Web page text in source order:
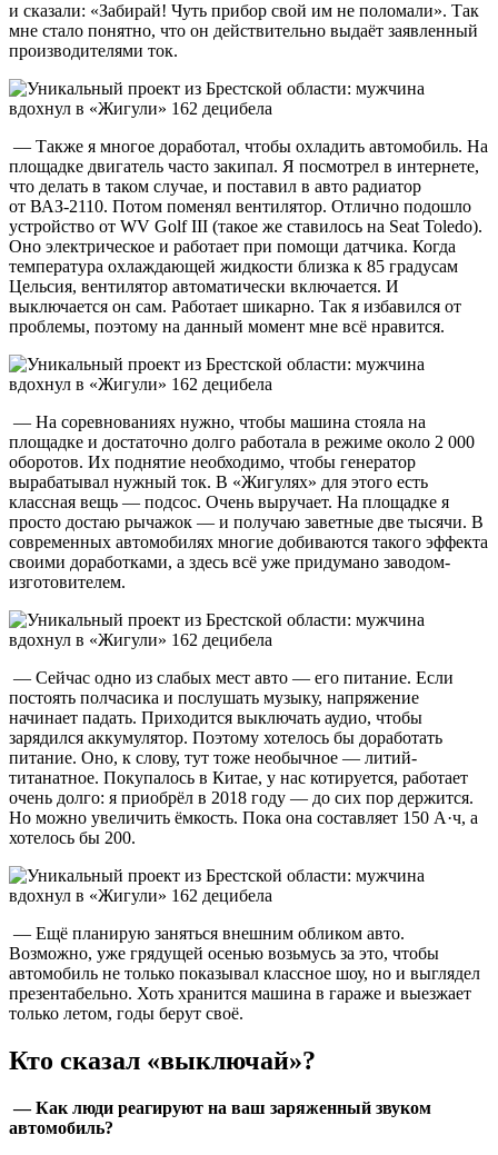
и сказали: «Забирай! Чуть прибор свой им не поломали». Так
мне стало понятно, что он действительно выдаёт заявленный
производителями ток.
— Также я многое доработал, чтобы охладить автомобиль. На
площадке двигатель часто закипал. Я посмотрел в интернете,
что делать в таком случае, и поставил в авто радиатор
от ВАЗ-2110. Потом поменял вентилятор. Отлично подошло
устройство от WV Golf III (такое же ставилось на Seat Toledo).
Оно электрическое и работает при помощи датчика. Когда
температура охлаждающей жидкости близка к 85 градусам
Цельсия, вентилятор автоматически включается. И
выключается он сам. Работает шикарно. Так я избавился от
проблемы, поэтому на данный момент мне всё нравится.
— На соревнованиях нужно, чтобы машина стояла на
площадке и достаточно долго работала в режиме около 2 000
оборотов. Их поднятие необходимо, чтобы генератор
вырабатывал нужный ток. В «Жигулях» для этого есть
классная вещь — подсос. Очень выручает. На площадке я
просто достаю рычажок — и получаю заветные две тысячи. В
современных автомобилях многие добиваются такого эффекта
своими доработками, а здесь всё уже придумано заводом-
изготовителем.
— Сейчас одно из слабых мест авто — его питание. Если
постоять полчасика и послушать музыку, напряжение
начинает падать. Приходится выключать аудио, чтобы
зарядился аккумулятор. Поэтому хотелось бы доработать
питание. Оно, к слову, тут тоже необычное — литий-
титанатное. Покупалось в Китае, у нас котируется, работает
очень долго: я приобрёл в 2018 году — до сих пор держится.
Но можно увеличить ёмкость. Пока она составляет 150 А·ч, а
хотелось бы 200.
— Ещё планирую заняться внешним обликом авто.
Возможно, уже грядущей осенью возьмусь за это, чтобы
автомобиль не только показывал классное шоу, но и выглядел
презентабельно. Хоть хранится машина в гараже и выезжает
только летом, годы берут своё.
Кто сказал «выключай»?
— Как люди реагируют на ваш заряженный звуком
автомобиль?